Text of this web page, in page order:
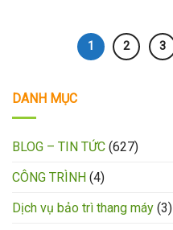
1 2 3
DANH MỤC
BLOG – TIN TỨC (627)
CÔNG TRÌNH (4)
Dịch vụ bảo trì thang máy (3)